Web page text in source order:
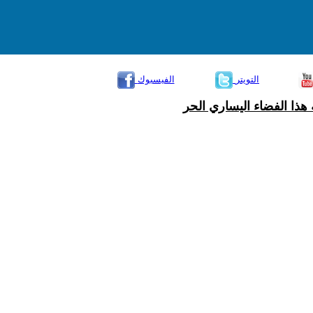
الفيسبوك التويتر
الفضاء اليساري الحر